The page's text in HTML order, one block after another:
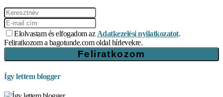
Elolvastam és elfogadom az Adatkezelési nyilatkozatot.
Feliratkozom a bagotunde.com oldal hírlevekre.
Így lettem blogger